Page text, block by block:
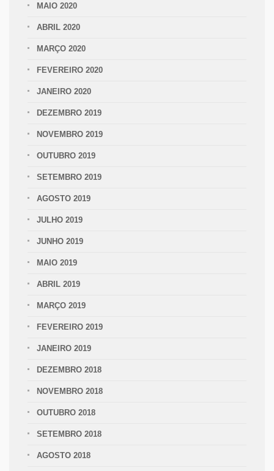
MAIO 2020
ABRIL 2020
MARÇO 2020
FEVEREIRO 2020
JANEIRO 2020
DEZEMBRO 2019
NOVEMBRO 2019
OUTUBRO 2019
SETEMBRO 2019
AGOSTO 2019
JULHO 2019
JUNHO 2019
MAIO 2019
ABRIL 2019
MARÇO 2019
FEVEREIRO 2019
JANEIRO 2019
DEZEMBRO 2018
NOVEMBRO 2018
OUTUBRO 2018
SETEMBRO 2018
AGOSTO 2018